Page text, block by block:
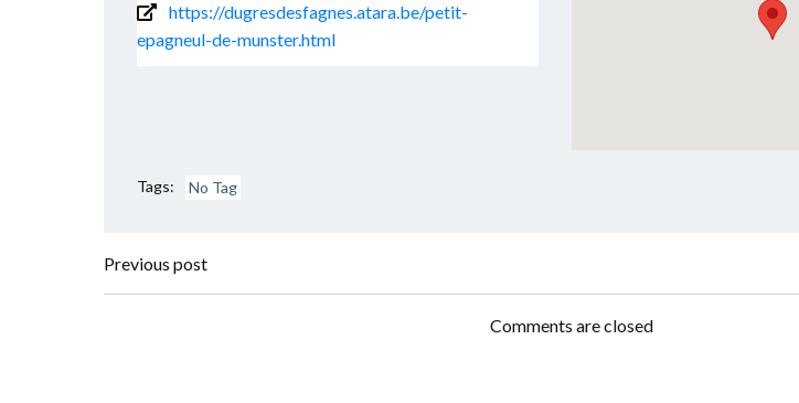
https://dugresdesfagnes.atara.be/petit-
epagneul-de-munster.html
Tags: No Tag
Navigation
Previous post
de
Comments are closed